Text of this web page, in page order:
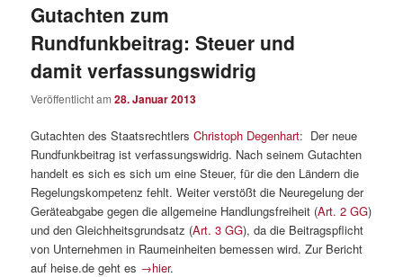
Gutachten zum
Rundfunkbeitrag: Steuer und
damit verfassungswidrig
Veröffentlicht am28. Januar 2013
Gutachten des StaatsrechtlersChristoph Degenhart: Der neue
Rundfunkbeitrag ist verfassungswidrig. Nach seinem Gutachten
handelt es sich es sich um eine Steuer, für die den Ländern die
Regelungskompetenz fehlt. Weiter verstößt die Neuregelung der
Geräteabgabe gegen die allgemeine Handlungsfreiheit (Art. 2 GG)
und den Gleichheitsgrundsatz (Art. 3 GG), da die Beitragspflicht
von Unternehmen in Raumeinheiten bemessen wird. Zur Bericht
auf heise.de geht es →hier.